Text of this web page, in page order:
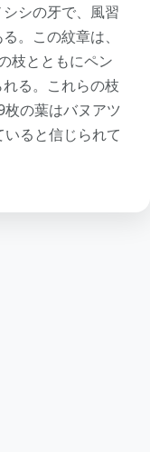
シの牙で、風習
。この紋章は、
枝とともにペン
る。これらの枝
の葉はバヌアツ
ると信じられて